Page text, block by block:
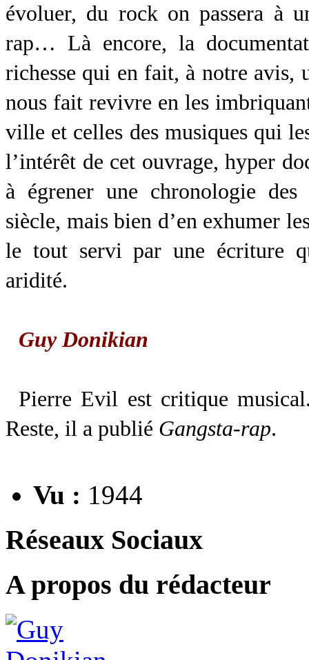
évoluer, du rock on passera à
rap… Là encore, la
richesse qui en fait, à notre avis,
nous fait revivre en les
ville et celles des musiques qui
l’intérêt de cet ouvrage, hyper
à égrener une chronologie des
siècle, mais bien d’en exhumer
le tout servi par une écriture
aridité.
Guy Donikian
Pierre Evil est critique
Reste, il a publié Gangsta-rap.
Vu : 1944
Réseaux Sociaux
A propos du rédacteur